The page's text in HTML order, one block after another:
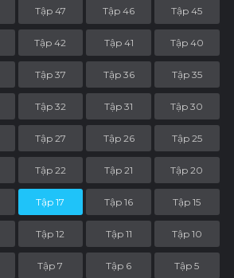
Tập 47 Tập 46 Tập 45
Tập 42 Tập 41 Tập 40
Tập 37 Tập 36 Tập 35
Tập 32 Tập 31 Tập 30
Tập 27 Tập 26 Tập 25
Tập 22 Tập 21 Tập 20
Tập 17 Tập 16 Tập 15
Tập 12 Tập 11 Tập 10
Tập 7 Tập 6 Tập 5